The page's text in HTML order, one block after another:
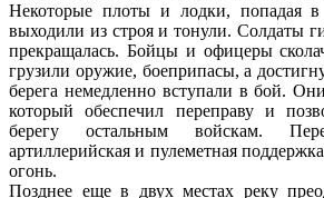
Некоторые плоты и лодки, попадая в
выходили из строя и тонули. Солдаты
прекращалась. Бойцы и офицеры
грузили оружие, боеприпасы, а
берега немедленно вступали в бой.
который обеспечил переправу и
берегу остальным войскам.
артиллерийская и пулеметная
огонь.
Позднее еще в двух местах реку